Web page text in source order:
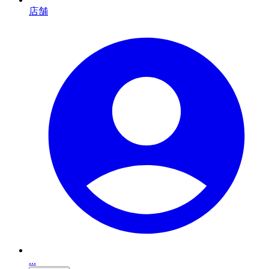
店舗
...